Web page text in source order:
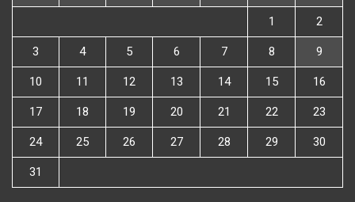
1 2
3 4 5 6 7 8 9
10 11 12 13 14 15 16
17 18 19 20 21 22 23
24 25 26 27 28 29 30
31